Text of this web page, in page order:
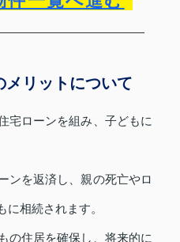
メリットについて
宅ローンを組み、子どもに
ンを返済し、親の死亡やロ
相続されます。
の住居を確保し、将来的に